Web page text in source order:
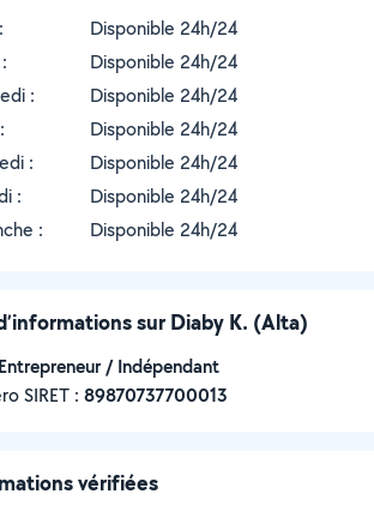
Disponible 24h/24
Disponible 24h/24
:
Disponible 24h/24
Disponible 24h/24
:
Disponible 24h/24
:
Disponible 24h/24
:
Disponible 24h/24
sur Diaby K. (Alta)
/ Indépendant
SIRET : ‍89870737700013
vérifiées